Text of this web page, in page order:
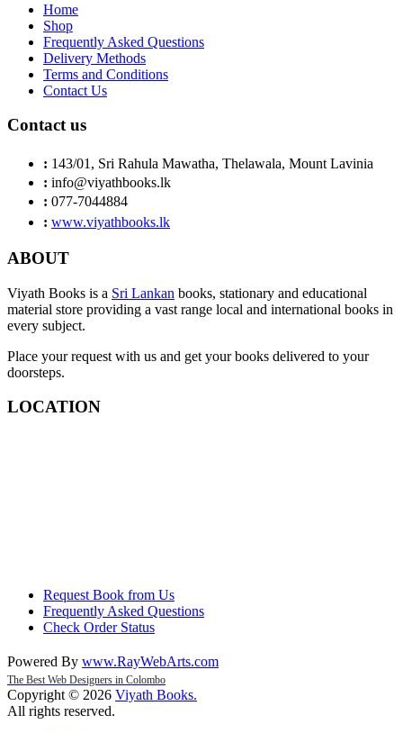
Home
Shop
Frequently Asked Questions
Delivery Methods
Terms and Conditions
Contact Us
Contact us
: 143/01, Sri Rahula Mawatha, Thelawala, Mount Lavinia
: info@viyathbooks.lk
: 077-7044884
: www.viyathbooks.lk
ABOUT
Viyath Books is a Sri Lankan books, stationary and educational
material store providing a vast range local and international books in
every subject.
Place your request with us and get your books delivered to your
doorsteps.
LOCATION
Request Book from Us
Frequently Asked Questions
Check Order Status
Powered By www.RayWebArts.com
The Best Web Designers in Colombo
Copyright © 2026 Viyath Books.
All rights reserved.